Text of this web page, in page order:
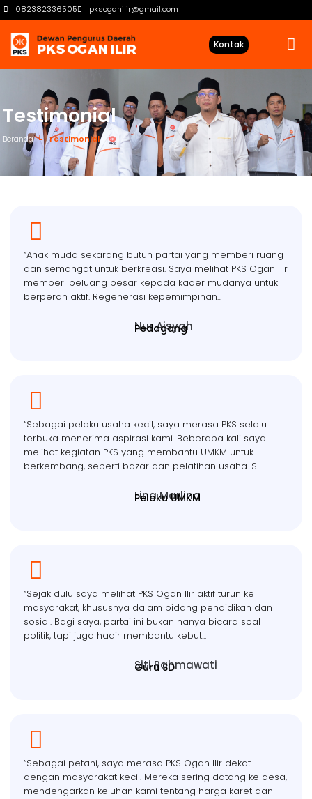
082382336505 pksoganilir@gmail.com
Kontak
Testimonial
Beranda Testimonial
“Anak muda sekarang butuh partai yang memberi ruang
dan semangat untuk berkreasi. Saya melihat PKS Ogan Ilir
memberi peluang besar kepada kader mudanya untuk
berperan aktif. Regenerasi kepemimpinan...
Nur Aisyah
Pedagang
“Sebagai pelaku usaha kecil, saya merasa PKS selalu
terbuka menerima aspirasi kami. Beberapa kali saya
melihat kegiatan PKS yang membantu UMKM untuk
berkembang, seperti bazar dan pelatihan usaha. S...
Lina Marlina
Pelaku UMKM
“Sejak dulu saya melihat PKS Ogan Ilir aktif turun ke
masyarakat, khususnya dalam bidang pendidikan dan
sosial. Bagi saya, partai ini bukan hanya bicara soal
politik, tapi juga hadir membantu kebut...
Siti Rahmawati
Guru SD
“Sebagai petani, saya merasa PKS Ogan Ilir dekat
dengan masyarakat kecil. Mereka sering datang ke desa,
mendengarkan keluhan kami tentang harga karet dan